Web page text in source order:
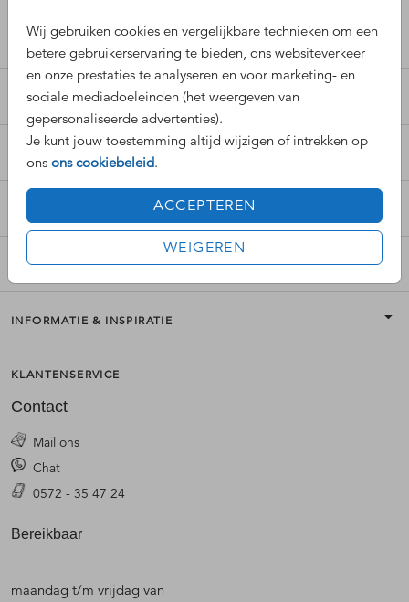
Wij gebruiken cookies en vergelijkbare technieken om een
betere gebruikerservaring te bieden, ons websiteverkeer
en onze prestaties te analyseren en voor marketing- en
sociale mediadoeleinden (het weergeven van
gepersonaliseerde advertenties).
Je kunt jouw toestemming altijd wijzigen of intrekken op
ons ons cookiebeleid.
ACCEPTEREN
WEIGEREN
Prijs:€ 6,50 per 25 zegels
POPULAIRE COLLECTIES
OVERIGE COLLECTIES
PRODUCTEN
INFORMATIE & INSPIRATIE
KLANTENSERVICE
Contact
Mail ons
Chat
0572 - 35 47 24
Bereikbaar
maandag t/m vrijdag van